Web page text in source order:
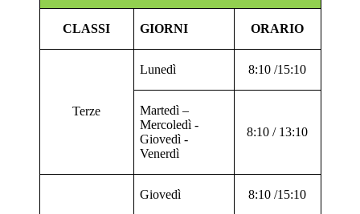
CLASSI GIORNI ORARIO
Terze
Lunedì 8:10 /15:10
Martedì –
Mercoledì -
Giovedì -
Venerdì
8:10 / 13:10
Giovedì 8:10 /15:10